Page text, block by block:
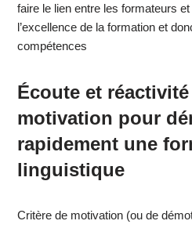
faire le lien entre les formateurs
l’excellence de la formation et
compétences
Écoute et
motivation pour
rapidement une
linguistique
Critère de motivation (ou de